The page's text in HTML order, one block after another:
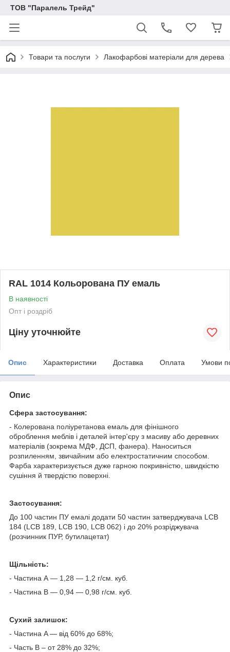
ТОВ "Паралель Трейд"
Товари та послуги Лакофарбові матеріали для дерева
RAL 1014 Кольорована ПУ емаль
В наявності
Опт і роздріб
Ціну уточнюйте
Опис Характеристики Доставка Оплата Умови
Опис
Сфера застосування:
- Колерована поліуретанова емаль для фінішного
оброблення меблів і деталей інтер'єру з масиву або деревних
матеріалів (зокрема МДФ, ДСП, фанера). Наноситься
розпиленням, звичайним або електростатичним способом.
Фарба характеризується дуже гарною покривністю, швидкістю
сушіння й твердістю поверхні.
Застосування:
До 100 частин ПУ емалі додати 50 частин затверджувача LCB
184 (LCB 189, LCB 190, LCB 062) і до 20% розріджувача
(розчинник ПУР, бутилацетат)
Щільність:
- Частина А — 1,28 — 1,2 г/см. куб.
- Частина В — 0,94 — 0,98 г/см. куб.
Сухий залишок:
- Частина A — від 60% до 68%;
- Часть B – от 28% до 32%;